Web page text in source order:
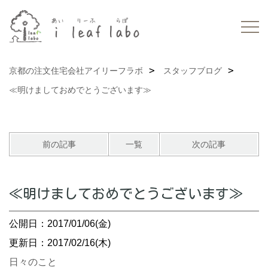
京都の注文住宅会社アイリーフラボ
スタッフブログ
≪明けましておめでとうございます≫
前の記事 一覧 次の記事
≪明けましておめでとうございます≫
公開日：2017/01/06(金)
更新日：2017/02/16(木)
日々のこと